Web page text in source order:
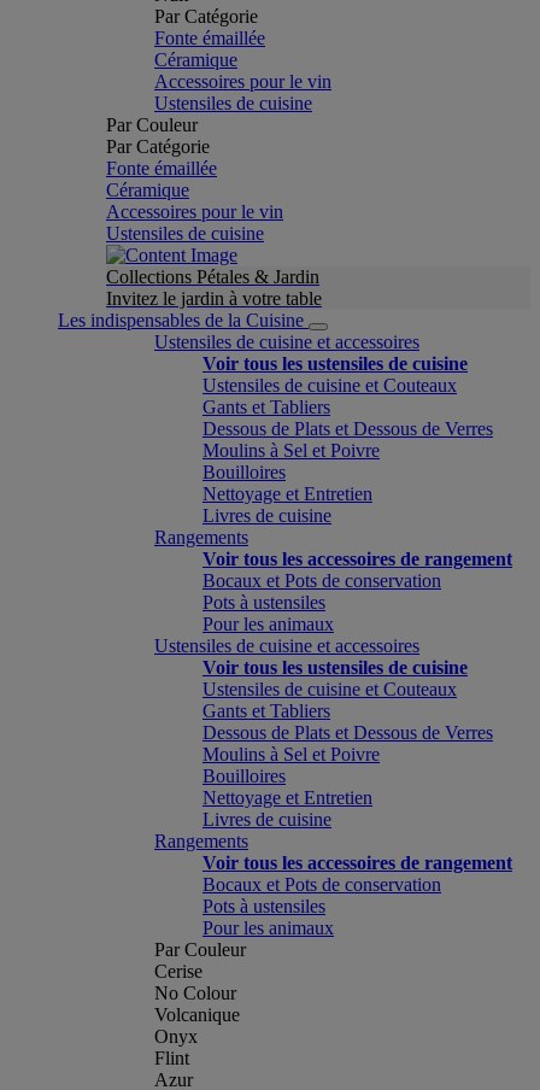
Par Catégorie
Fonte émaillée
Céramique
Accessoires pour le vin
Ustensiles de cuisine
Par Couleur
Par Catégorie
Fonte émaillée
Céramique
Accessoires pour le vin
Ustensiles de cuisine
Collections Pétales & Jardin
Invitez le jardin à votre table
Les indispensables de la Cuisine
Ustensiles de cuisine et accessoires
Voir tous les ustensiles de cuisine
Ustensiles de cuisine et Couteaux
Gants et Tabliers
Dessous de Plats et Dessous de Verres
Moulins à Sel et Poivre
Bouilloires
Nettoyage et Entretien
Livres de cuisine
Rangements
Voir tous les accessoires de rangement
Bocaux et Pots de conservation
Pots à ustensiles
Pour les animaux
Ustensiles de cuisine et accessoires
Voir tous les ustensiles de cuisine
Ustensiles de cuisine et Couteaux
Gants et Tabliers
Dessous de Plats et Dessous de Verres
Moulins à Sel et Poivre
Bouilloires
Nettoyage et Entretien
Livres de cuisine
Rangements
Voir tous les accessoires de rangement
Bocaux et Pots de conservation
Pots à ustensiles
Pour les animaux
Par Couleur
Cerise
No Colour
Volcanique
Onyx
Flint
Azur